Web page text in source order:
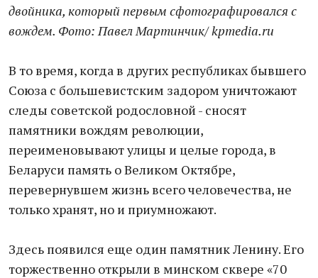
двойника, который первым сфотографировался с
вождем. Фото: Павел Мартинчик/ kpmedia.ru
В то время, когда в других республиках бывшего
Союза с большевистским задором уничтожают
следы советской родословной - сносят
памятники вождям революции,
переименовывают улицы и целые города, в
Беларуси память о Великом Октябре,
перевернувшем жизнь всего человечества, не
только хранят, но и приумножают.
Здесь появился еще один памятник Ленину. Его
торжественно открыли в минском сквере «70